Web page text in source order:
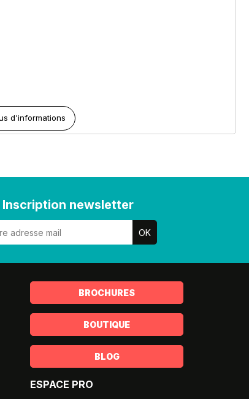
d'informations
Inscription newsletter
BROCHURES
BOUTIQUE
BLOG
ESPACE PRO